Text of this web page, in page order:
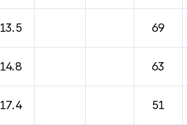
13.5 69
14.8 63
17.4 51